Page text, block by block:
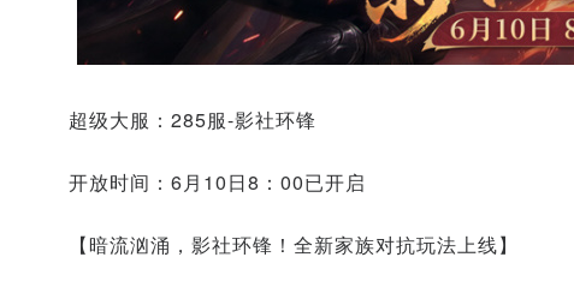
超级大服：285服-影社环锋
开放时间：6月10日8：00已开启
【暗流汹涌，影社环锋！全新家族对抗玩法上线】